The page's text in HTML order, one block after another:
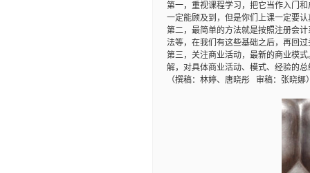
第一，重视课程学习，把它当作入门
一定能顾及到，但是你们上课一定要
第二，最简单的方法就是按照注册会
法等，在我们有这些基础之后，再回
第三，关注商业活动，最新的商业模
解，对具体商业活动、模式、经验的
（撰稿：林婷、唐晓彤 审稿：张晓娜